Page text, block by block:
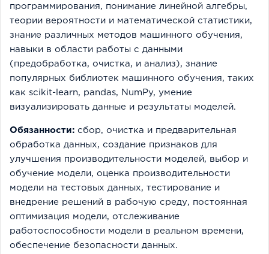
программирования, понимание линейной алгебры,
теории вероятности и математической статистики,
знание различных методов машинного обучения,
навыки в области работы с данными
(предобработка, очистка, и анализ), знание
популярных библиотек машинного обучения, таких
как scikit-learn, pandas, NumPy, умение
визуализировать данные и результаты моделей.
Обязанности: сбор, очистка и предварительная
обработка данных, создание признаков для
улучшения производительности моделей, выбор и
обучение модели, оценка производительности
модели на тестовых данных, тестирование и
внедрение решений в рабочую среду, постоянная
оптимизация модели, отслеживание
работоспособности модели в реальном времени,
обеспечение безопасности данных.